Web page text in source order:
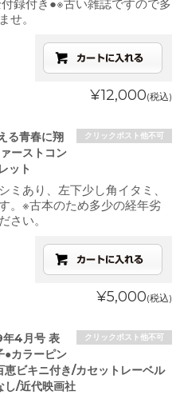
録付き●※古い雑誌ですので多
せ。
¥12,000(税込)
クリックポスト他不可
る青春に翔
ーストコン
ット
ミあり、左下少し角イタミ、
。※古本のため多少の経年劣
さい。
¥5,000(税込)
クリックポスト他不可
4月号 表
●カラーピン
恵ビキニ付き/カセットレーベル
し/近代映画社